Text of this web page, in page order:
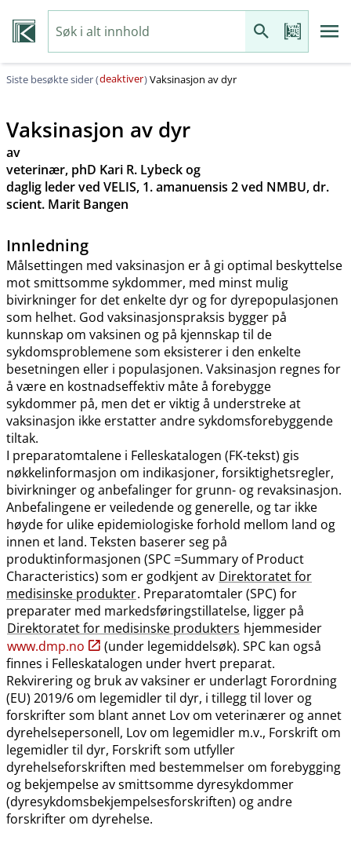
Siste besøkte sider (deaktiver)Vaksinasjon av dyr
Vaksinasjon av dyr
av
veterinær, phD Kari R. Lybeck og
daglig leder ved VELIS, 1. amanuensis 2 ved NMBU, dr.
scient. Marit Bangen
Innledning
Målsettingen med vaksinasjon er å gi optimal beskyttelse
mot smittsomme sykdommer, med minst mulig
bivirkninger for det enkelte dyr og for dyrepopulasjonen
som helhet. God vaksinasjonspraksis bygger på
kunnskap om vaksinen og på kjennskap til de
sykdomsproblemene som eksisterer i den enkelte
besetningen eller i populasjonen. Vaksinasjon regnes for
å være en kostnadseffektiv måte å forebygge
sykdommer på, men det er viktig å understreke at
vaksinasjon ikke erstatter andre sykdomsforebyggende
tiltak.
I preparatomtalene i Felleskatalogen (FK-tekst) gis
nøkkelinformasjon om indikasjoner, forsiktighetsregler,
bivirkninger og anbefalinger for grunn- og revaksinasjon.
Anbefalingene er veiledende og generelle, og tar ikke
høyde for ulike epidemiologiske forhold mellom land og
innen et land. Teksten baserer seg på
produktinformasjonen (SPC =Summary of Product
Characteristics) som er godkjent av Direktoratet for
medisinske produkter. Preparatomtaler (SPC) for
preparater med markedsføringstillatelse, ligger på
Direktoratet for medisinske produkters hjemmesider
www.dmp.no
(under legemiddelsøk). SPC kan også
finnes i Felleskatalogen under hvert preparat.
Rekvirering og bruk av vaksiner er underlagt Forordning
(EU) 2019/6 om legemidler til dyr, i tillegg til lover og
forskrifter som blant annet Lov om veterinærer og annet
dyrehelsepersonell, Lov om legemidler m.v., Forskrift om
legemidler til dyr, Forskrift som utfyller
dyrehelseforskriften med bestemmelser om forebygging
og bekjempelse av smittsomme dyresykdommer
(dyresykdomsbekjempelsesforskriften) og andre
forskrifter om dyrehelse.